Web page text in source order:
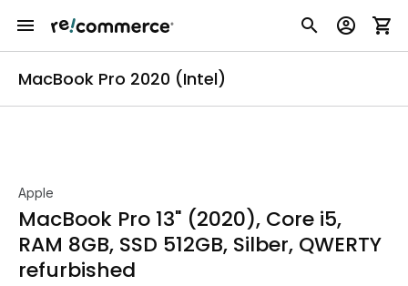
MacBook Pro 2020 (Intel)
Apple
MacBook Pro 13" (2020), Core i5,
RAM 8GB, SSD 512GB, Silber, QWERTY
refurbished